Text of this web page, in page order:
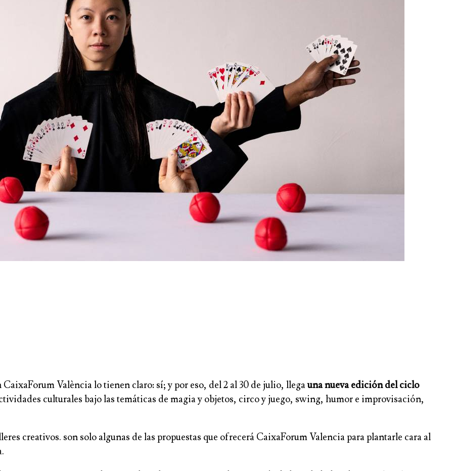
València lo tienen claro: sí; y por eso, del 2 al 30 de julio, llegauna nueva edición del ciclo
culturales bajo las temáticas de magia y objetos, circo y juego, swing, humor e improvisación,
creativos. son solo algunas de las propuestas que ofrecerá CaixaForum Valencia para plantarle cara al